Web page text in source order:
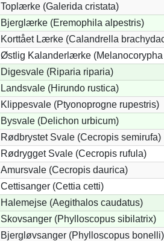
Toplærke (Galerida cristata)
Bjerglærke (Eremophila alpestris)
Korttået Lærke (Calandrella
Østlig Kalanderlærke (Melanocorypha
Digesvale (Riparia riparia)
Landsvale (Hirundo rustica)
Klippesvale (Ptyonoprogne rupestris)
Bysvale (Delichon urbicum)
Rødbrystet Svale (Cecropis semirufa)
Rødrygget Svale (Cecropis rufula)
Amursvale (Cecropis daurica)
Cettisanger (Cettia cetti)
Halemejse (Aegithalos caudatus)
Skovsanger (Phylloscopus sibilatrix)
Bjergløvsanger (Phylloscopus bonelli)